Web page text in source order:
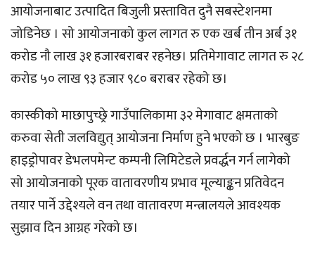
आयोजनाबाट उत्पादित बिजुली प्रस्तावित दुनै सबस्टेशनमा
जोडिनेछ । सो आयोजनाको कुल लागत रु एक खर्ब तीन अर्ब ३१
करोड नौ लाख ३१ हजारबराबर रहनेछ। प्रतिमेगावाट लागत रु २८
करोड ५० लाख ९३ हजार ९८० बराबर रहेको छ।
कास्कीको माछापुच्छ्रे गाउँपालिकामा ३२ मेगावाट क्षमताको
करुवा सेती जलविद्युत् आयोजना निर्माण हुने भएको छ । भारबुङ
हाइड्रोपावर डेभलपमेन्ट कम्पनी लिमिटेडले प्रवर्द्धन गर्न लागेको
सो आयोजनाको पूरक वातावरणीय प्रभाव मूल्याङ्कन प्रतिवेदन
तयार पार्ने उद्देश्यले वन तथा वातावरण मन्त्रालयले आवश्यक
सुझाव दिन आग्रह गरेको छ।